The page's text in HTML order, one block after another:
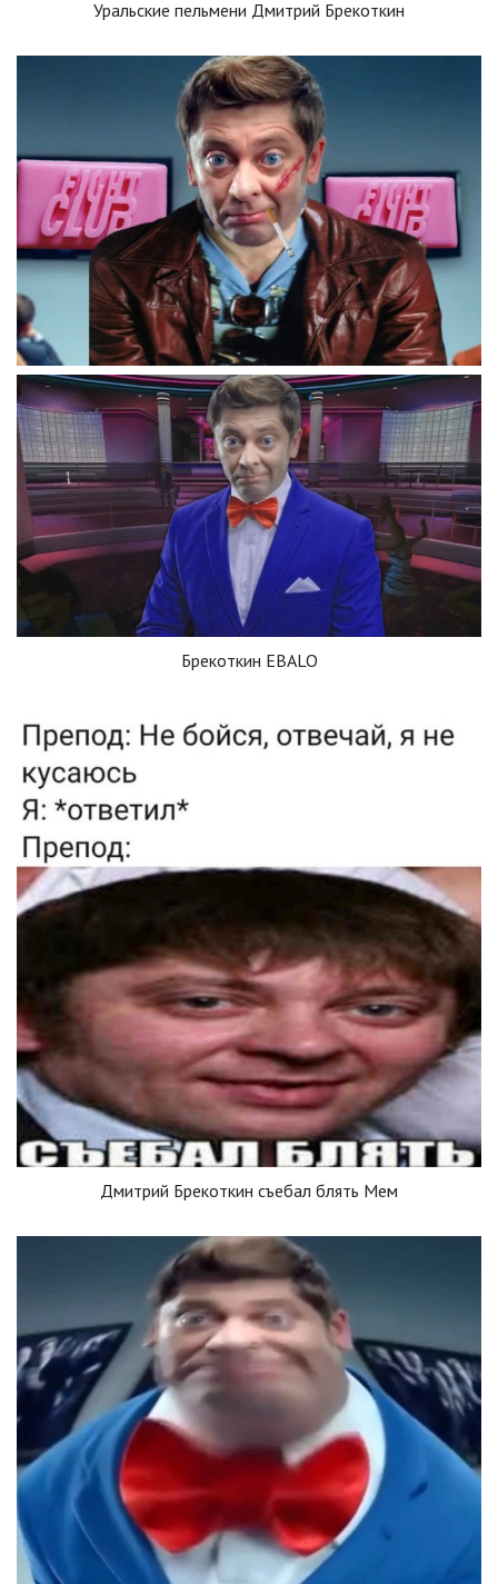
Уральские пельмени Дмитрий Брекоткин
Брекоткин EBALO
Дмитрий Брекоткин съебал блять Мем